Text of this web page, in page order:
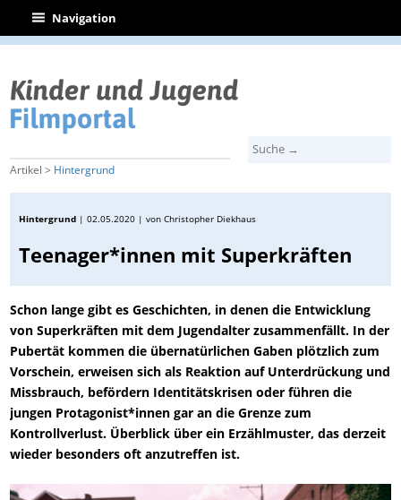
| Navigation
Artikel > Hintergrund
Hintergrund |02.05.2020 | von Christopher Diekhaus
Teenager*innen mit Superkräften
Schon lange gibt es Geschichten, in denen die Entwicklung
von Superkräften mit dem Jugendalter zusammenfällt. In der
Pubertät kommen die übernatürlichen Gaben plötzlich zum
Vorschein, erweisen sich als Reaktion auf Unterdrückung und
Missbrauch, befördern Identitätskrisen oder führen die
jungen Protagonist*innen gar an die Grenze zum
Kontrollverlust. Überblick über ein Erzählmuster, das derzeit
wieder besonders oft anzutreffen ist.